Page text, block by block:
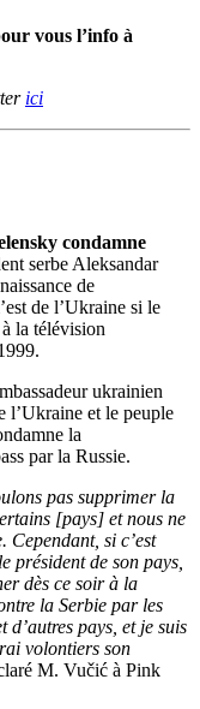
vous l’info à
ici
condamne
serbe Aleksandar
de
de l’Ukraine si le
la télévision
ukrainien
l’Ukraine et le peuple
la
par la Russie.
pas supprimer la
[pays] et nous ne
Cependant, si c’est
président de son pays,
dès ce soir à la
la Serbie par les
pays, et je suis
volontiers son
M. Vučić à Pink